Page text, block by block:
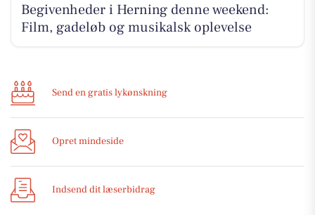
Begivenheder i Herning denne weekend:
Film, gadeløb og musikalsk oplevelse
Send en gratis lykønskning
Opret mindeside
Indsend dit læserbidrag